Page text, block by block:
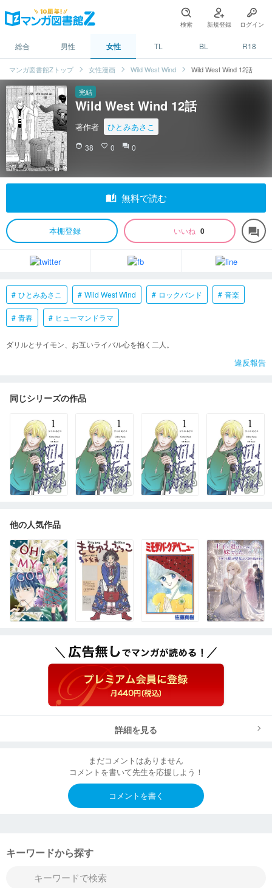
検索 新規登録 ログイン
総合 男性 女性 TL BL R18
マンガ図書館Zトップ 女性漫画 Wild West Wind Wild West Wind 12話
完結
Wild West Wind 12話
著作者 ひとみあさこ
face 38 favorite_border 0 question_answer 0
auto_stories 無料で読む
本棚登録 いいね 0 forum
ひとみあさこ Wild West Wind ロックバンド 音楽
青春 ヒューマンドラマ
ダリルとサイモン、お互いライバル心を抱く二人。
違反報告
同じシリーズの作品
他の人気作品
詳細を見る
まだコメントはありません
コメントを書いて先生を応援しよう！
コメントを書く
キーワードから探す